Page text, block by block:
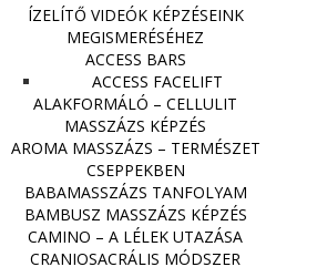
ÍZELÍTŐ VIDEÓK KÉPZÉSEINK
MEGISMERÉSÉHEZ
ACCESS BARS
ACCESS FACELIFT
ALAKFORMÁLÓ – CELLULIT
MASSZÁZS KÉPZÉS
AROMA MASSZÁZS – TERMÉSZET
CSEPPEKBEN
BABAMASSZÁZS TANFOLYAM
BAMBUSZ MASSZÁZS KÉPZÉS
CAMINO – A LÉLEK UTAZÁSA
CRANIOSACRÁLIS MÓDSZER